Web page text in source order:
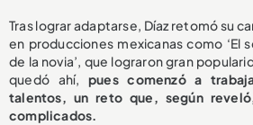
Tras lograr adaptarse, Díaz retomó su
en producciones mexicanas como ‘El
de la novia’, que lograron gran
quedó ahí, pues comenzó a
talentos, un reto que, según
complicados.